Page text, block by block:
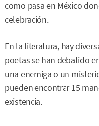
como pasa en México
celebración.
En la literatura, hay
poetas se han debatido
una enemiga o un
pueden encontrar 15
existencia.